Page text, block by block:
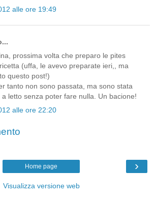
alle ore 19:49
prossima volta che preparo le pites
(uffa, le avevo preparate ieri,, ma
questo post!)
tanto non sono passata, ma sono stata
a letto senza poter fare nulla. Un bacione!
alle ore 22:20
›
Home page
Visualizza versione web